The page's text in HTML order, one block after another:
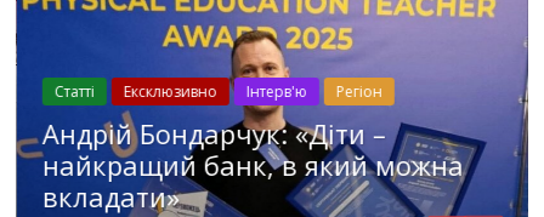
Cтаттi Ексклюзивно Інтерв'ю Регіон
Андрій Бондарчук: «Діти –
найкращий банк, в який можна
вкладати»